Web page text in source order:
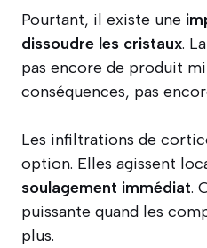
Pourtant, il existe une
dissoudre les cristaux.
pas encore de produit
conséquences, pas
Les infiltrations de
option. Elles agissent
soulagement immédiat.
puissante quand les
plus.